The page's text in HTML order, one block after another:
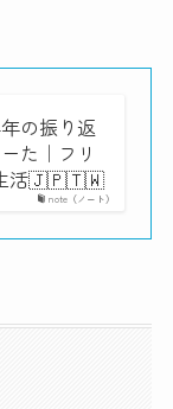
note（ノート）
年の振り返
た｜フリ
生活🇯🇵🇹🇼